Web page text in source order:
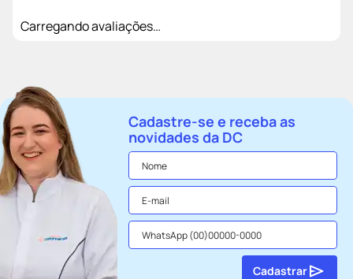
Carregando avaliações…
Cadastre-se e receba as
novidades da DC
Cadastrar